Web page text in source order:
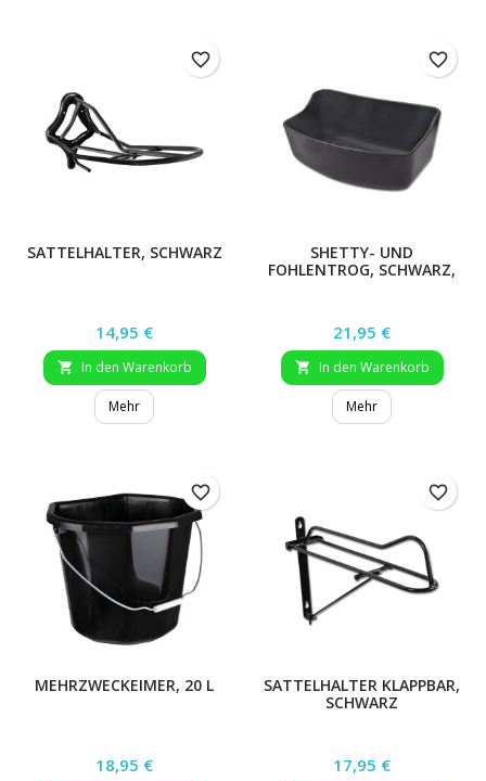
SATTELHALTER, SCHWARZ
Preis
14,95 €
 In den Warenkorb
Mehr
favorite_border
SHETTY- UND
FOHLENTROG, SCHWARZ,
Preis
21,95 €
 In den Warenkorb
Mehr
favorite_border
MEHRZWECKEIMER, 20 L
Preis
18,95 €
favorite_border
SATTELHALTER KLAPPBAR,
SCHWARZ
Preis
17,95 €
favorite_border